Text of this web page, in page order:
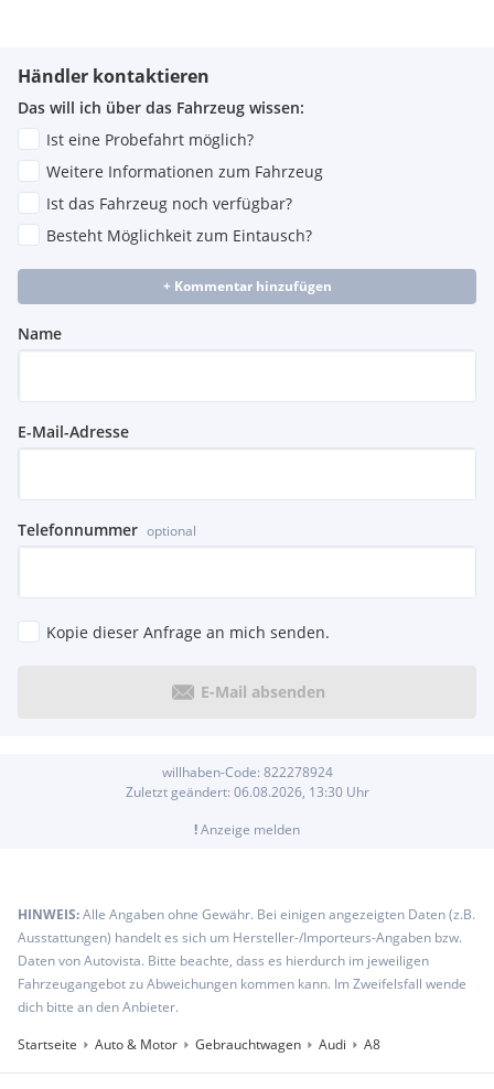
Händler kontaktieren
Das will ich über das Fahrzeug wissen:
Ist eine Probefahrt möglich?
Weitere Informationen zum Fahrzeug
Ist das Fahrzeug noch verfügbar?
Besteht Möglichkeit zum Eintausch?
+ Kommentar hinzufügen
Name
E-Mail-Adresse
Telefonnummer optional
Kopie dieser Anfrage an mich senden.
E-Mail absenden
willhaben-Code: 822278924
Zuletzt geändert: 06.08.2026, 13:30Uhr
!Anzeige melden
HINWEIS:Alle Angaben ohne Gewähr. Bei einigen angezeigten Daten (z.B.
Ausstattungen) handelt es sich um Hersteller-/Importeurs-Angaben bzw.
Daten von Autovista. Bitte beachte, dass es hierdurch im jeweiligen
Fahrzeugangebot zu Abweichungen kommen kann. Im Zweifelsfall wende
dich bitte an den Anbieter.
Startseite
Auto & Motor Gebrauchtwagen Audi A8